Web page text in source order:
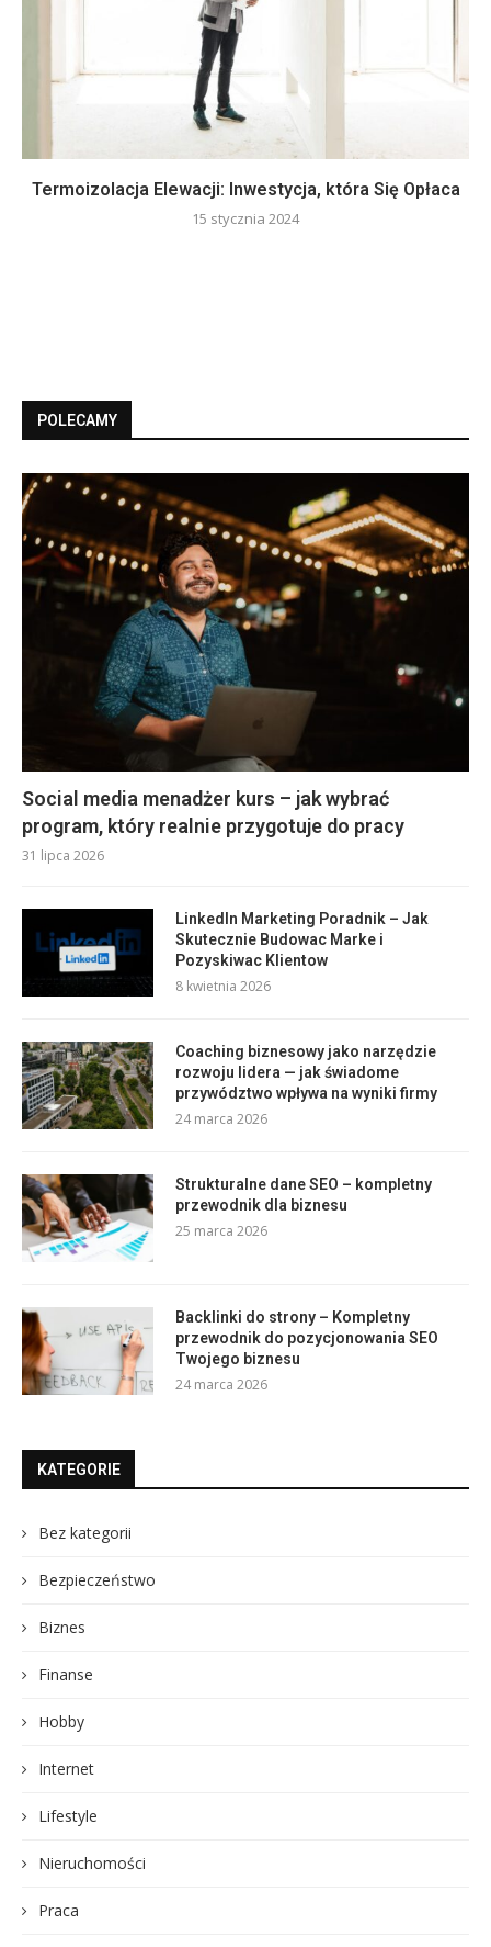
Termoizolacja Elewacji: Inwestycja, która Się Opłaca
15 stycznia 2024
POLECAMY
Social media menadżer kurs – jak wybrać
program, który realnie przygotuje do pracy
31 lipca 2026
LinkedIn Marketing Poradnik – Jak
Skutecznie Budowac Marke i
Pozyskiwac Klientow
8 kwietnia 2026
Coaching biznesowy jako narzędzie
rozwoju lidera — jak świadome
przywództwo wpływa na wyniki firmy
24 marca 2026
Strukturalne dane SEO – kompletny
przewodnik dla biznesu
25 marca 2026
Backlinki do strony – Kompletny
przewodnik do pozycjonowania SEO
Twojego biznesu
24 marca 2026
KATEGORIE
Bez kategorii
Bezpieczeństwo
Biznes
Finanse
Hobby
Internet
Lifestyle
Nieruchomości
Praca